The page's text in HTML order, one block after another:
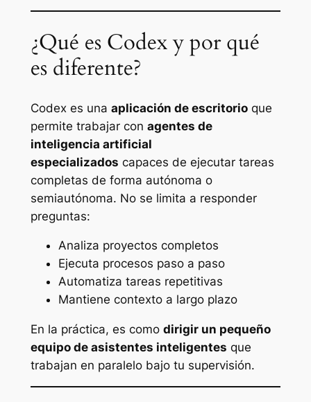
¿Qué es Codex y por qué
es diferente?
Codex es una aplicación de escritorioque
permite trabajar con agentes de
inteligencia artificial
especializados capaces de ejecutar tareas
completas de forma autónoma o
semiautónoma. No se limita a responder
preguntas:
Analiza proyectos completos
Ejecuta procesos paso a paso
Automatiza tareas repetitivas
Mantiene contexto a largo plazo
En la práctica, es como dirigir un pequeño
equipo de asistentes inteligentes que
trabajan en paralelo bajo tu supervisión.